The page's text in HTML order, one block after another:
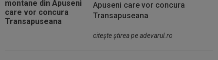
Apuseni care vor concura
Transapuseana
citeşte ştirea pe adevarul.ro